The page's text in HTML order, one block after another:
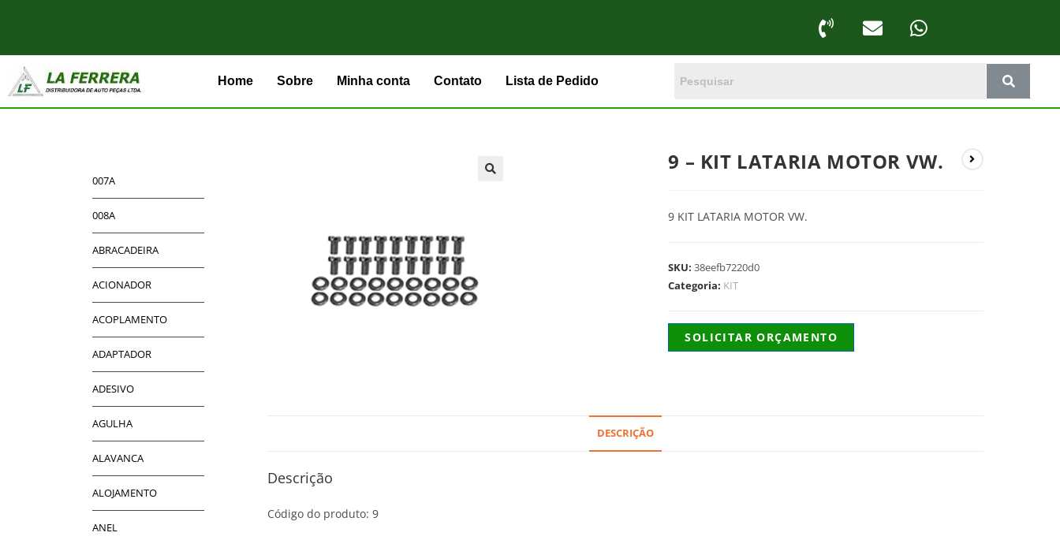
Home Sobre Minha conta Contato Lista de Pedido
9 – KIT LATARIA MOTOR VW.
9 KIT LATARIA MOTOR VW.
SKU:38eefb7220d0
Categoria: KIT
SOLICITAR ORÇAMENTO
DESCRIÇÃO
Descrição
Código do produto: 9
007A
008A
ABRACADEIRA
ACIONADOR
ACOPLAMENTO
ADAPTADOR
ADESIVO
AGULHA
ALAVANCA
ALOJAMENTO
ANEL